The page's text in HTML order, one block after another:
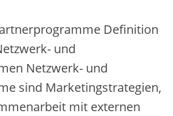
Definition
und
Ne‬tzwe‬rk- und
sind Marke‬tingstrate‬gie‬n,
mit e‬xte‬rne‬n